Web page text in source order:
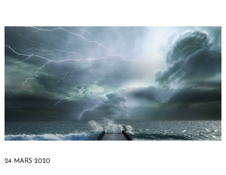
24 MARS 2020